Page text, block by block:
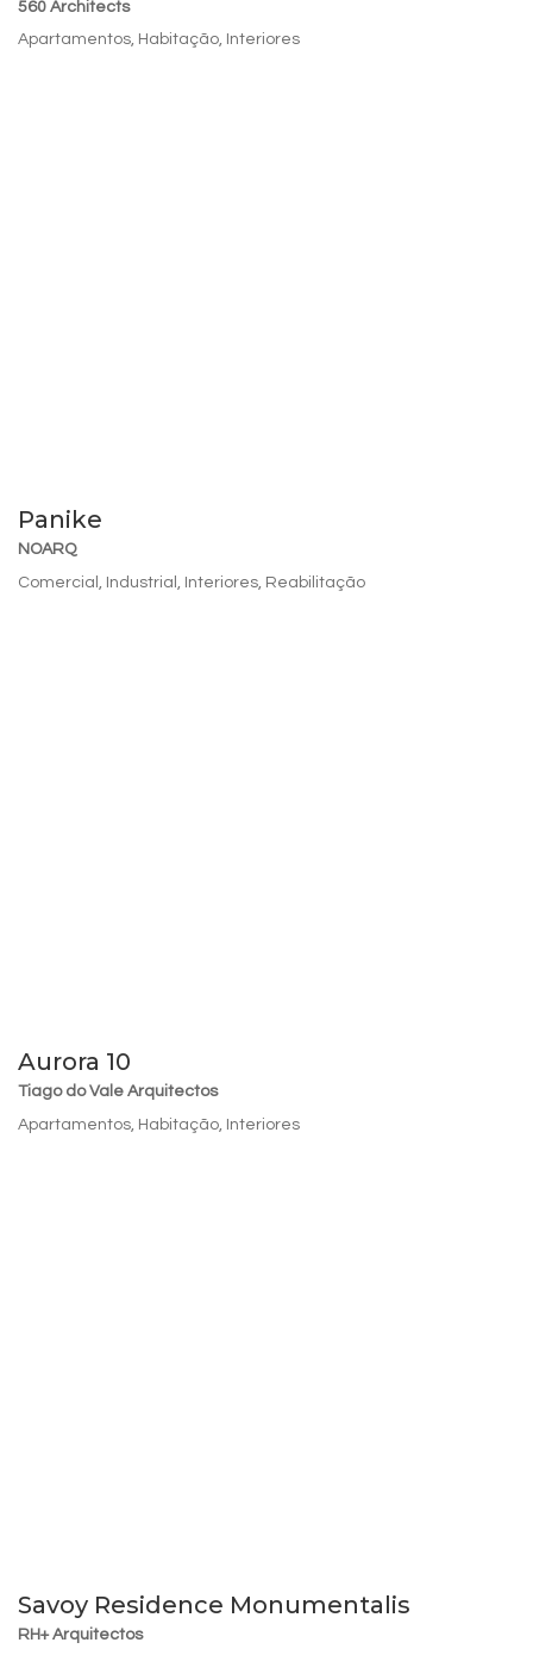
560 Architects
Apartamentos, Habitação, Interiores
Panike
NOARQ
Comercial
Industrial Interiores Reabilitação
Aurora 10
Tiago do Vale Arquitectos
Apartamentos, Habitação, Interiores
Savoy Residence Monumentalis
RH+ Arquitectos